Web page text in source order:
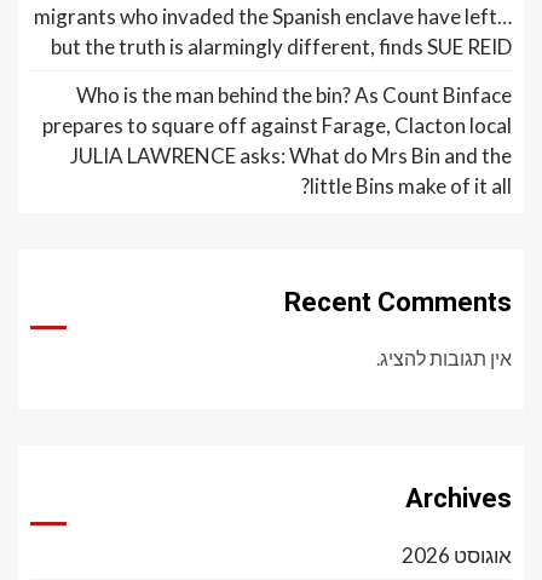
migrants who invaded the Spanish enclave have left…
but the truth is alarmingly different, finds SUE REID
Who is the man behind the bin? As Count Binface
prepares to square off against Farage, Clacton local
JULIA LAWRENCE asks: What do Mrs Bin and the
little Bins make of it all?
Recent Comments
אין תגובות להציג.
Archives
אוגוסט 2026